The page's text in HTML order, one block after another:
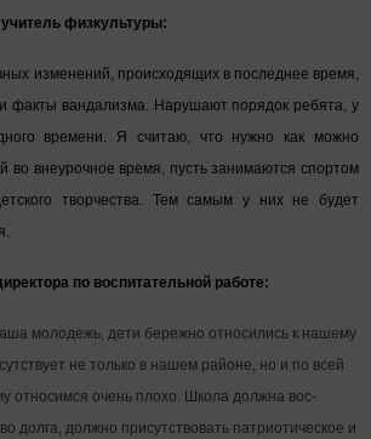
физкультуры:
изменений, проис­ходящих в последнее время,
факты вандализ­ма. Нарушают порядок ребята, у
времени. Я считаю, что нужно как можно
во внеурочное время, пусть занимаются спортом
творчества. Тем самым у них не будет
по воспита­тельной работе:
молодежь, дети бе­режно относились к на­шему
не только в нашем районе, но и по всей
относимся очень плохо. Школа должна вос­
долга, должно присут­ствовать патриотическое и